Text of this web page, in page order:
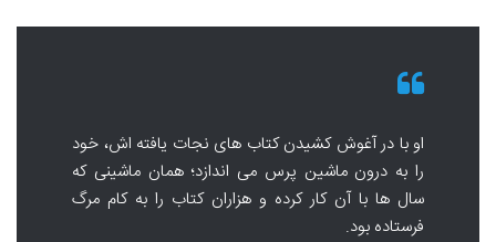
او با در آغوش کشیدن کتاب های نجات یافته اش، خود
را به درون ماشین پرس می اندازد؛ همان ماشینی که
سال ها با آن کار کرده و هزاران کتاب را به کام مرگ
فرستاده بود.